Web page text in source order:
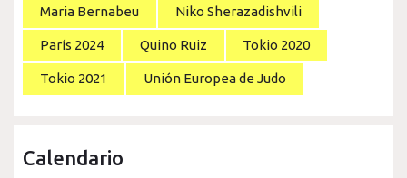
Maria Bernabeu Niko Sherazadishvili
París 2024 Quino Ruiz Tokio 2020
Tokio 2021 Unión Europea de Judo
Calendario